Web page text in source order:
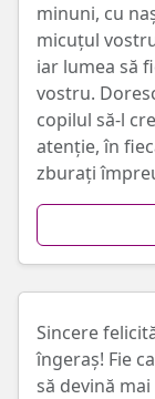
minuni, cu
micuțul
iar lumea să
vostru.
copilul să-l
atenție, în
zburați
Sincere
îngeraș! Fie
să devină